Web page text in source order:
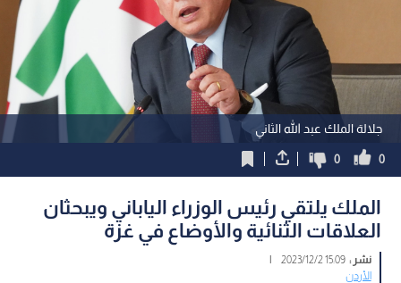
جلالة الملك عبد الله الثاني
0
0
الملك يلتقي رئيس الوزراء الياباني ويبحثان
العلاقات الثنائية والأوضاع في غزة
نشر :15:09 2023/12/2
|
الأردن